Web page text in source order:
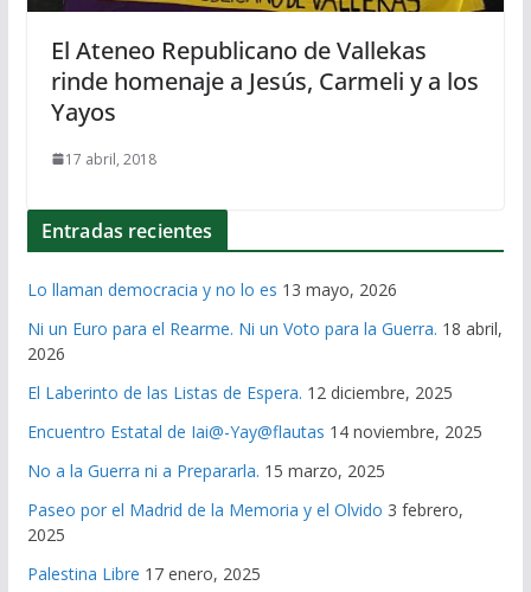
El Ateneo Republicano de Vallekas
rinde homenaje a Jesús, Carmeli y a los
Yayos
17 abril, 2018
Entradas recientes
Lo llaman democracia y no lo es 13 mayo, 2026
Ni un Euro para el Rearme. Ni un Voto para la Guerra. 18 abril,
2026
El Laberinto de las Listas de Espera. 12 diciembre, 2025
Encuentro Estatal de Iai@-Yay@flautas 14 noviembre, 2025
No a la Guerra ni a Prepararla. 15 marzo, 2025
Paseo por el Madrid de la Memoria y el Olvido 3 febrero,
2025
Palestina Libre 17 enero, 2025